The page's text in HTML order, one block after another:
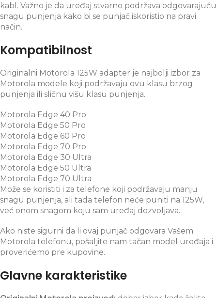
kabl. Važno je da uređaj stvarno podržava odgovarajuću
snagu punjenja kako bi se punjač iskoristio na pravi
način.
Kompatibilnost
Originalni Motorola 125W adapter je najbolji izbor za
Motorola modele koji podržavaju ovu klasu brzog
punjenja ili sličnu višu klasu punjenja.
Motorola Edge 40 Pro
Motorola Edge 50 Pro
Motorola Edge 60 Pro
Motorola Edge 70 Pro
Motorola Edge 30 Ultra
Motorola Edge 50 Ultra
Motorola Edge 70 Ultra
Može se koristiti i za telefone koji podržavaju manju
snagu punjenja, ali tada telefon neće puniti na 125W,
već onom snagom koju sam uređaj dozvoljava.
Ako niste sigurni da li ovaj punjač odgovara Vašem
Motorola telefonu, pošaljite nam tačan model uređaja i
proverićemo pre kupovine.
Glavne karakteristike